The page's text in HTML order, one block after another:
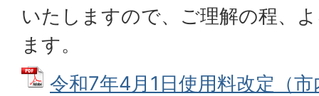
いたしますので、ご理解の程、
ます。
令和7年4月1日使用料改定（